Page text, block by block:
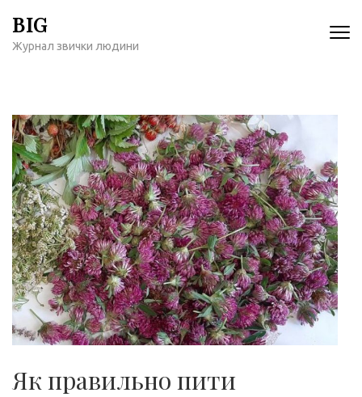
содержимому
BIG
Журнал звички людини
Як правильно пити